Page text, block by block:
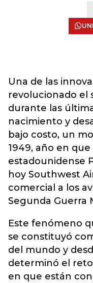
Una de las
revolucionado el
durante las
nacimiento y
bajo costo, un
1949, año en
estadounidense
hoy Southwest
comercial a los
Segunda Guerra
Este fenómeno
se constituyó
del mundo y
determinó el
en que están